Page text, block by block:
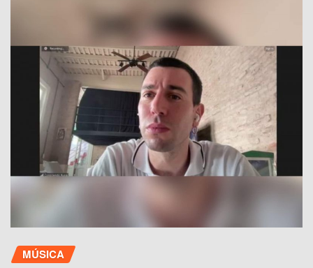
MÚSICA